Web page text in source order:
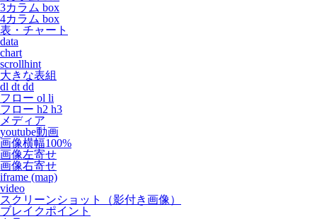
3カラム box
4カラム box
表・チャート
data
chart
scrollhint
大きな表組
dl dt dd
フロー ol li
フロー h2 h3
メディア
youtube動画
画像横幅100%
画像左寄せ
画像右寄せ
iframe (map)
video
スクリーンショット（影付き画像）
ブレイクポイント